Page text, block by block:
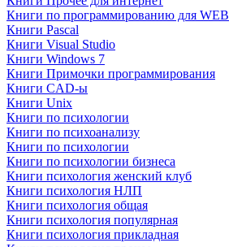
Книги по программированию для WEB
Книги Pascal
Книги Visual Studio
Книги Windows 7
Книги Примочки программирования
Книги CAD-ы
Книги Unix
Книги по психологии
Книги по психоанализу
Книги по психологии
Книги по психологии бизнеса
Книги психология женский клуб
Книги психология НЛП
Книги психология общая
Книги психология популярная
Книги психология прикладная